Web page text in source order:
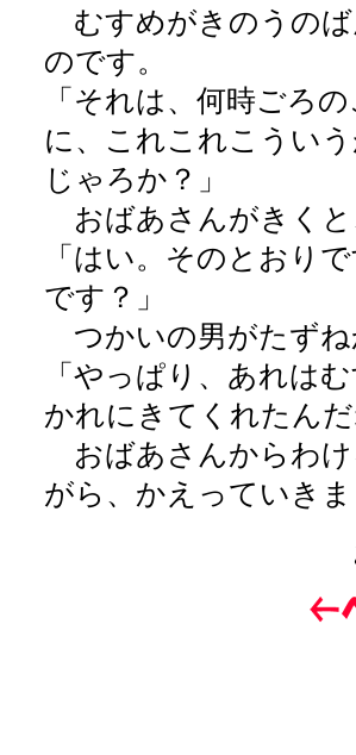
むすめがきのうの
のです。
「それは、何時ごろ
に、これこれこうい
じゃろか？」
おばあさんがきく
「はい。そのとおり
です？」
つかいの男がたずね
「やっぱり、あれは
かれにきてくれたん
おばあさんからわけ
がら、かえっていき